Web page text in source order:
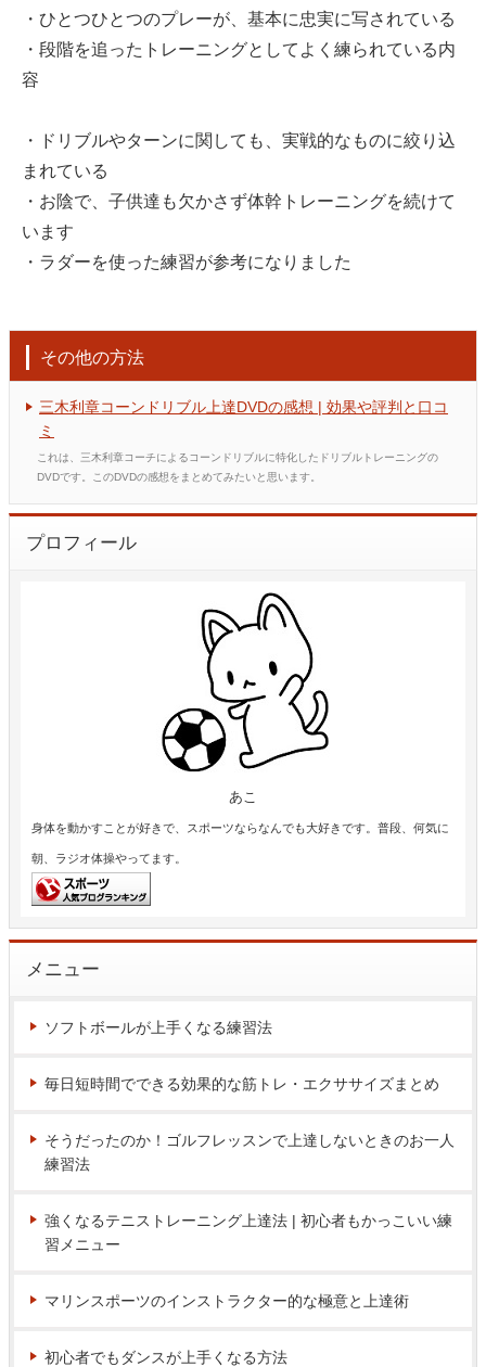
・ひとつひとつのプレーが、基本に忠実に写されている
・段階を追ったトレーニングとしてよく練られている内
容
・ドリブルやターンに関しても、実戦的なものに絞り込
まれている
・お陰で、子供達も欠かさず体幹トレーニングを続けて
います
・ラダーを使った練習が参考になりました
その他の方法
三木利章コーンドリブル上達DVDの感想 | 効果や評判と口コ
ミ
これは、三木利章コーチによるコーンドリブルに特化したドリブルトレーニングの
DVDです。このDVDの感想をまとめてみたいと思います。
プロフィール
あこ
身体を動かすことが好きで、スポーツならなんでも大好きです。普段、何気に
朝、ラジオ体操やってます。
メニュー
ソフトボールが上手くなる練習法
毎日短時間でできる効果的な筋トレ・エクササイズまとめ
そうだったのか！ゴルフレッスンで上達しないときのお一人
練習法
強くなるテニストレーニング上達法 | 初心者もかっこいい練
習メニュー
マリンスポーツのインストラクター的な極意と上達術
初心者でもダンスが上手くなる方法